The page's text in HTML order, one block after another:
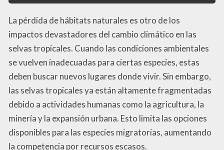
La pérdida de hábitats naturales es otro de los
impactos devastadores del cambio climático en las
selvas tropicales. Cuando las condiciones ambientales
se vuelven inadecuadas para ciertas especies, estas
deben buscar nuevos lugares donde vivir. Sin embargo,
las selvas tropicales ya están altamente fragmentadas
debido a actividades humanas como la agricultura, la
minería y la expansión urbana. Esto limita las opciones
disponibles para las especies migratorias, aumentando
la competencia por recursos escasos.